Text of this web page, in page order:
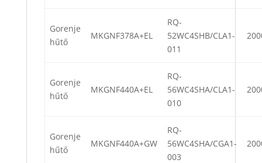
Gorenje
hűtő
MKGNF378A+EL
RQ-
52WC4SHB/CLA1-
011
Gorenje
hűtő
MKGNF440A+EL
RQ-
56WC4SHA/CLA1-
010
Gorenje
hűtő
MKGNF440A+GW
RQ-
56WC4SHA/CGA1-
003